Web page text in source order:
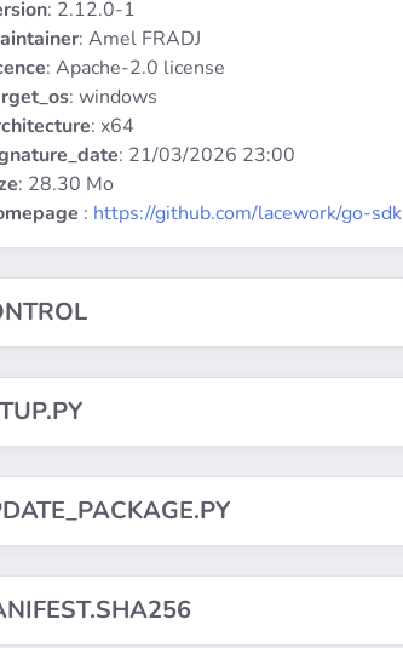
: 2.12.0-1
: Amel FRADJ
: Apache-2.0 license
: windows
: x64
: 21/03/2026 23:00
: 28.30 Mo
: https://github.com/lacework/go-sdk